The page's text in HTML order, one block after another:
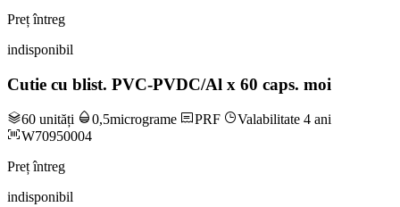
Preț întreg
indisponibil
Cutie cu blist. PVC-PVDC/Al x 60 caps. moi
60 unități 0,5micrograme PRF
Valabilitate 4 ani
W70950004
Preț întreg
indisponibil